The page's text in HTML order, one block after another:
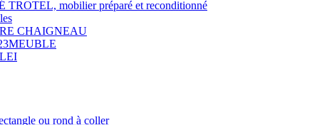
TROTEL, mobilier préparé et reconditionné
CHAIGNEAU
ou rond à coller